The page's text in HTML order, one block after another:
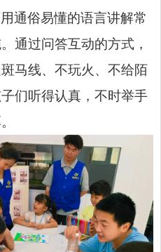
通俗易懂的语言讲解常
通过问答互动的方式，
马线、不玩火、不给陌
们听得认真，不时举手